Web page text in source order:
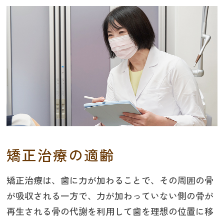
矯正治療の適齢
矯正治療は、歯に力が加わることで、その周囲の骨
が吸収される一方で、力が加わっていない側の骨が
再生される骨の代謝を利用して歯を理想の位置に移